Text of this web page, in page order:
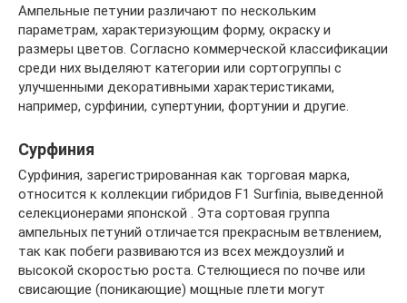
Ампельные петунии различают по нескольким
параметрам, характеризующим форму, окраску и
размеры цветов. Согласно коммерческой классификации
среди них выделяют категории или сортогруппы с
улучшенными декоративными характеристиками,
например, сурфинии, супертунии, фортунии и другие.
Сурфиния
Сурфиния, зарегистрированная как торговая марка,
относится к коллекции гибридов F1 Surfinia, выведенной
селекционерами японской . Эта сортовая группа
ампельных петуний отличается прекрасным ветвлением,
так как побеги развиваются из всех междоузлий и
высокой скоростью роста. Стелющиеся по почве или
свисающие (поникающие) мощные плети могут